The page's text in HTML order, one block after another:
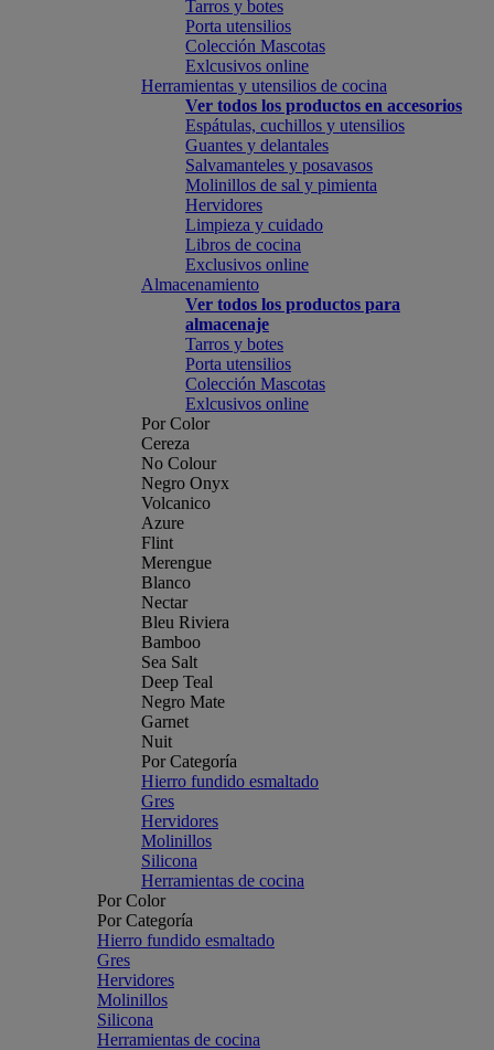
Tarros y botes
Porta utensilios
Colección Mascotas
Exlcusivos online
Herramientas y utensilios de cocina
Ver todos los productos en accesorios
Espátulas, cuchillos y utensilios
Guantes y delantales
Salvamanteles y posavasos
Molinillos de sal y pimienta
Hervidores
Limpieza y cuidado
Libros de cocina
Exclusivos online
Almacenamiento
Ver todos los productos para
almacenaje
Tarros y botes
Porta utensilios
Colección Mascotas
Exlcusivos online
Por Color
Cereza
No Colour
Negro Onyx
Volcanico
Azure
Flint
Merengue
Blanco
Nectar
Bleu Riviera
Bamboo
Sea Salt
Deep Teal
Negro Mate
Garnet
Nuit
Por Categoría
Hierro fundido esmaltado
Gres
Hervidores
Molinillos
Silicona
Herramientas de cocina
Por Color
Por Categoría
Hierro fundido esmaltado
Gres
Hervidores
Molinillos
Silicona
Herramientas de cocina